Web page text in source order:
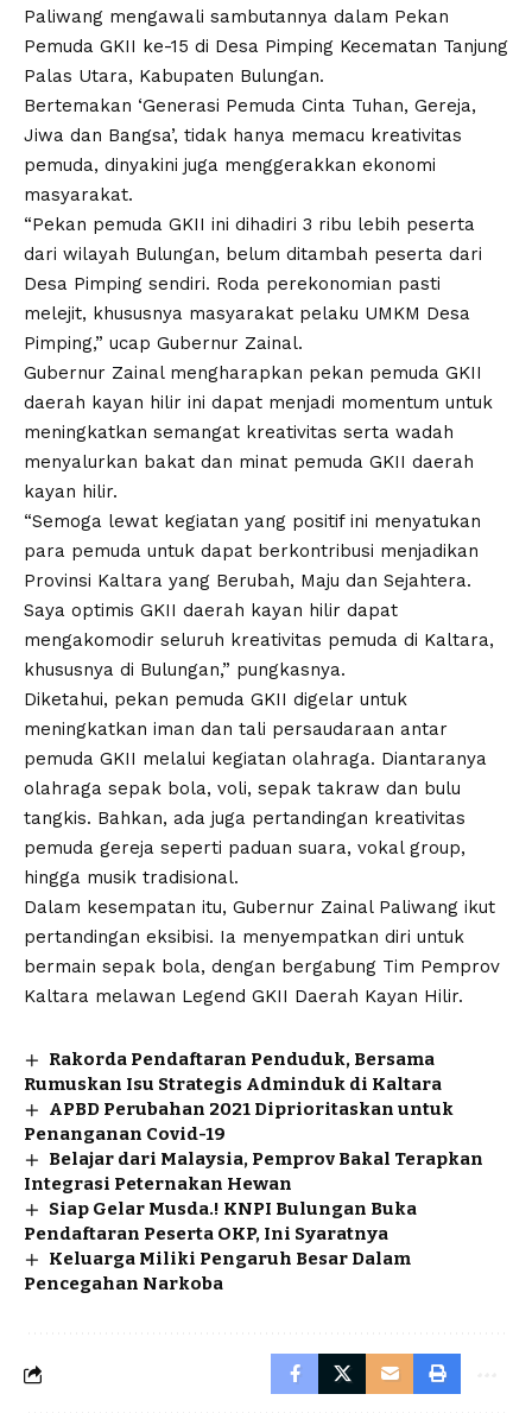
Paliwang mengawali sambutannya dalam Pekan
Pemuda GKII ke-15 di Desa Pimping Kecematan Tanjung
Palas Utara, Kabupaten Bulungan.
Bertemakan ‘Generasi Pemuda Cinta Tuhan, Gereja,
Jiwa dan Bangsa’, tidak hanya memacu kreativitas
pemuda, dinyakini juga menggerakkan ekonomi
masyarakat.
“Pekan pemuda GKII ini dihadiri 3 ribu lebih peserta
dari wilayah Bulungan, belum ditambah peserta dari
Desa Pimping sendiri. Roda perekonomian pasti
melejit, khususnya masyarakat pelaku UMKM Desa
Pimping,” ucap Gubernur Zainal.
Gubernur Zainal mengharapkan pekan pemuda GKII
daerah kayan hilir ini dapat menjadi momentum untuk
meningkatkan semangat kreativitas serta wadah
menyalurkan bakat dan minat pemuda GKII daerah
kayan hilir.
“Semoga lewat kegiatan yang positif ini menyatukan
para pemuda untuk dapat berkontribusi menjadikan
Provinsi Kaltara yang Berubah, Maju dan Sejahtera.
Saya optimis GKII daerah kayan hilir dapat
mengakomodir seluruh kreativitas pemuda di Kaltara,
khususnya di Bulungan,” pungkasnya.
Diketahui, pekan pemuda GKII digelar untuk
meningkatkan iman dan tali persaudaraan antar
pemuda GKII melalui kegiatan olahraga. Diantaranya
olahraga sepak bola, voli, sepak takraw dan bulu
tangkis. Bahkan, ada juga pertandingan kreativitas
pemuda gereja seperti paduan suara, vokal group,
hingga musik tradisional.
Dalam kesempatan itu, Gubernur Zainal Paliwang ikut
pertandingan eksibisi. Ia menyempatkan diri untuk
bermain sepak bola, dengan bergabung Tim Pemprov
Kaltara melawan Legend GKII Daerah Kayan Hilir.
Rakorda Pendaftaran Penduduk, Bersama
Rumuskan Isu Strategis Adminduk di Kaltara
APBD Perubahan 2021 Diprioritaskan untuk
Penanganan Covid-19
Belajar dari Malaysia, Pemprov Bakal Terapkan
Integrasi Peternakan Hewan
Siap Gelar Musda.! KNPI Bulungan Buka
Pendaftaran Peserta OKP, Ini Syaratnya
Keluarga Miliki Pengaruh Besar Dalam
Pencegahan Narkoba